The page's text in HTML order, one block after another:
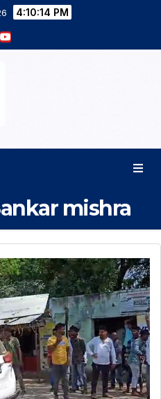
4:10:15 PM
mishra